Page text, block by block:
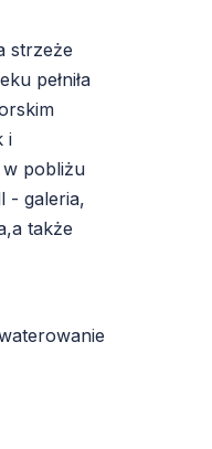
strzeże
pełniła
i
w pobliżu
- galeria,
także